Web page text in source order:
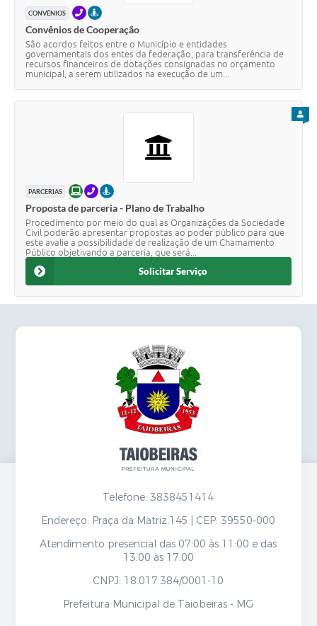
CONVÊNIOS TELEFONEPRESENCIAL
Convênios de Cooperação
São acordos feitos entre o Município e entidades
governamentais dos entes da federação, para transferência de
recursos financeiros de dotações consignadas no orçamento
municipal, a serem utilizados na execução de um...
PARCERIAS ONLINETELEFONEPRESENCIAL
Proposta de parceria - Plano de Trabalho
Procedimento por meio do qual as Organizações da Sociedade
Civil poderão apresentar propostas ao poder público para que
este avalie a possibilidade de realização de um Chamamento
Público objetivando a parceria, que será...
Solicitar Serviço
Telefone: 3838451414
Endereço: Praça da Matriz,145 | CEP: 39550-000
Atendimento presencial das 07:00 às 11:00 e das
13:00 às 17:00
CNPJ: 18.017.384/0001-10
Prefeitura Municipal de Taiobeiras - MG